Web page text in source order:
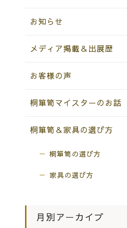
お知らせ
メディア掲載＆出展歴
お客様の声
桐箪笥マイスターのお話
桐箪笥＆家具の選び方
桐箪笥の選び方
家具の選び方
月別アーカイブ